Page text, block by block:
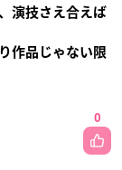
演技さえ合えば
作品じゃない限
0